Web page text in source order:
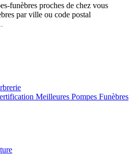
funèbres proches de chez vous
par ville ou code postal
Meilleures Pompes Funèbres